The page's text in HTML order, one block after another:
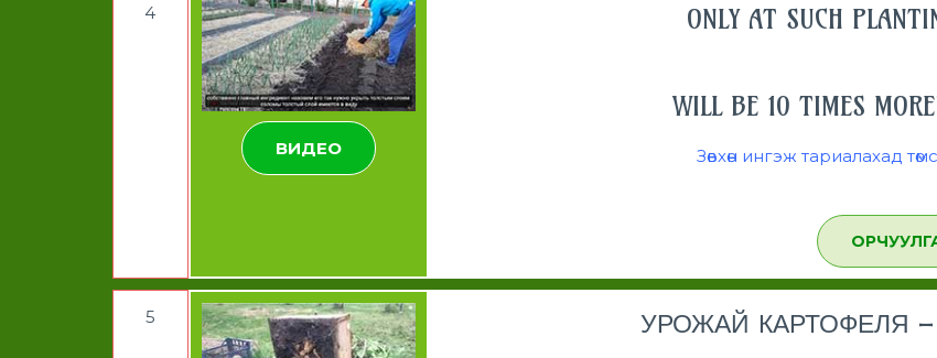
4
ВИДЕО
ONLY AT SUCH
WILL BE 10 TIMES
Зөвхөн ингэж тариалахад
5 УРОЖАЙ КАРТОФЕЛЯ